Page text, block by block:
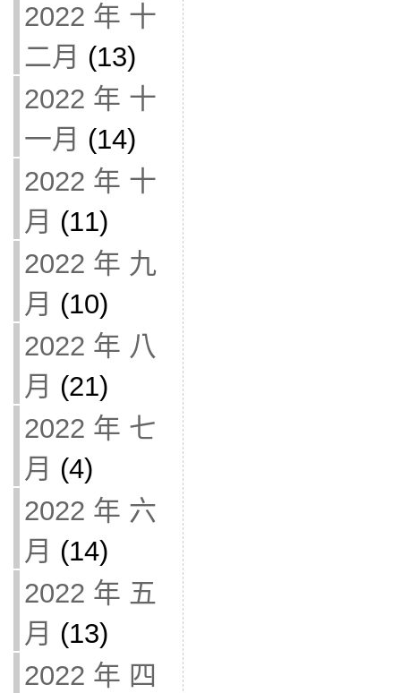
2022 年 十
二月 (13)
2022 年 十
一月 (14)
2022 年 十
月 (11)
2022 年 九
月 (10)
2022 年 八
月 (21)
2022 年 七
月 (4)
2022 年 六
月 (14)
2022 年 五
月 (13)
2022 年 四